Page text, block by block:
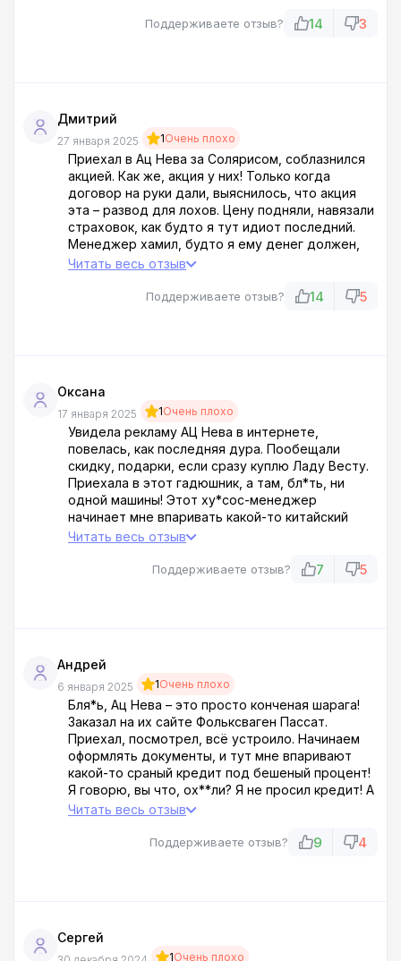
выражениях не стеснялся. Да таким местам
Поддерживаете отзыв? 14 3
Дмитрий
27 января 2025 1Очень плохо
Приехал в Ац Нева за Солярисом, соблазнился
акцией. Как же, акция у них! Только когда
договор на руки дали, выяснилось, что акция
эта – развод для лохов. Цену подняли, навязали
страховок, как будто я тут идиот последний.
Менеджер хамил, будто я ему денег должен,
тварь такая. В итоге вместо радости от
Солярис, конечно, машина неплохая, но
Читать весь отзыв
Поддерживаете отзыв? 14 5
Оксана
17 января 2025 1Очень плохо
Увидела рекламу АЦ Нева в интернете,
повелась, как последняя дура. Пообещали
скидку, подарки, если сразу куплю Ладу Весту.
Приехала в этот гадюшник, а там, бл*ть, ни
одной машины! Этот ху*сос-менеджер
начинает мне впаривать какой-то китайский
мусор, уверяет, что это, мол, аналог Весты,
дерьма, он начал хамить, мол, ты, курица, ни*уя
Читать весь отзыв
Поддерживаете отзыв? 7 5
Андрей
6 января 2025 1Очень плохо
Бля*ь, Ац Нева – это просто конченая шарага!
Заказал на их сайте Фольксваген Пассат.
Приехал, посмотрел, всё устроило. Начинаем
оформлять документы, и тут мне впаривают
какой-то сраный кредит под бешеный процент!
Я говорю, вы что, ох**ли? Я не просил кредит! А
они мне, это, мол, единственный способ купить
оплаты на выбор клиента. И? Короче, послал я
Читать весь отзыв
Поддерживаете отзыв? 9 4
Сергей
1Очень плохо